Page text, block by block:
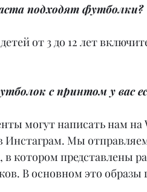
подходят футболки?
от 3 до 12 лет
с принтом у вас
могут написать нам
Инстаграм. Мы
котором представлены
В основном это